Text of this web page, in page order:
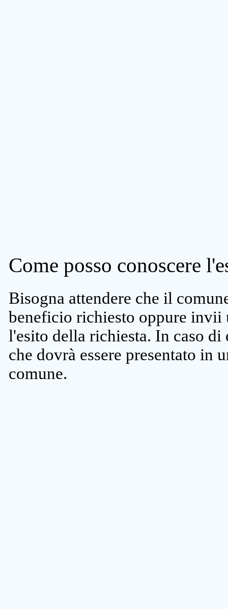
Come posso conoscere
Bisogna attendere che il
beneficio richiesto oppure invii
l'esito della richiesta. In caso
che dovrà essere presentato in
comune.